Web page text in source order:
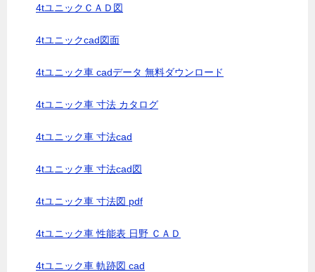
4tユニックＣＡＤ図
4tユニックcad図面
4tユニック車 cadデータ 無料ダウンロード
4tユニック車 寸法 カタログ
4tユニック車 寸法cad
4tユニック車 寸法cad図
4tユニック車 寸法図 pdf
4tユニック車 性能表 日野 ＣＡＤ
4tユニック車 軌跡図 cad